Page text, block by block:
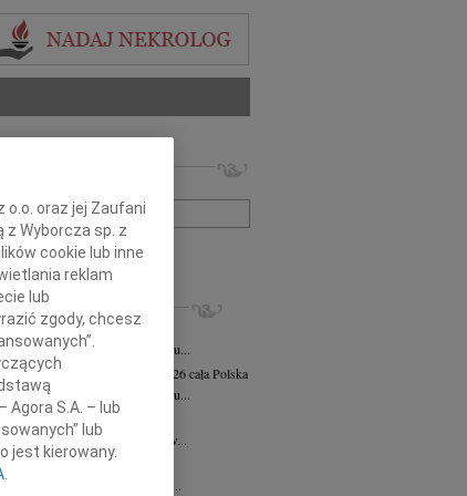
+ szukanie zaawansowane
03.08.2026cała Polska
że 26 lipca 2026 roku...
Wierzchowska
31.07.2026cała Polska
r odeszła z tego świata w wieku...
31.07.2026cała Polska
wachtę odszedł Kapitan Jarosław...
cała Polska
kochający Mąż, Tatuś, Dziadziu...
o.o. oraz jej Zaufani
z Wyborcza sp. z
cookie lub inne
reklam
lub
zgody, chcesz
Agora S.A. – lub
lub
jest kierowany.